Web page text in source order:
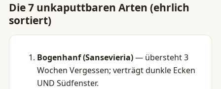
Die 7 unkaputtbaren Arten (ehrlich
sortiert)
Bogenhanf (Sansevieria)— übersteht 3
Wochen Vergessen; verträgt dunkle Ecken
UND Südfenster.